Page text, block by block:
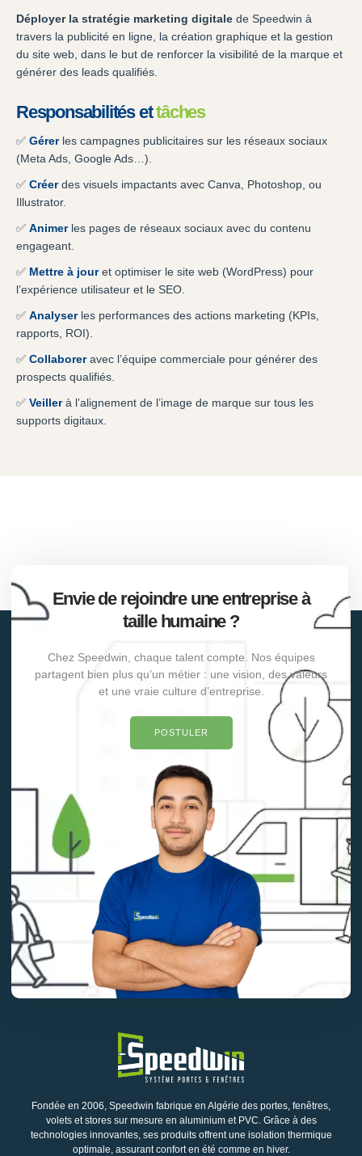
Déployer la stratégie marketing digitale de Speedwin à
travers la publicité en ligne, la création graphique et la gestion
du site web, dans le but de renforcer la visibilité de la marque et
générer des leads qualifiés.
Responsabilités ettâches
✅ Gérerles campagnes publicitaires sur les réseaux sociaux
(Meta Ads, Google Ads…).
✅ Créerdes visuels impactants avec Canva, Photoshop, ou
Illustrator.
✅ Animerles pages de réseaux sociaux avec du contenu
engageant.
✅ Mettre à jouret optimiser le site web (WordPress) pour
l’expérience utilisateur et le SEO.
✅ Analyserles performances des actions marketing (KPIs,
rapports, ROI).
✅ Collaboreravec l’équipe commerciale pour générer des
prospects qualifiés.
✅ Veillerà l’alignement de l’image de marque sur tous les
supports digitaux.
Envie de rejoindre une entreprise à
taille humaine ?
Chez Speedwin, chaque talent compte. Nos équipes
partagent bien plus qu’un métier : une vision, des valeurs
et une vraie culture d’entreprise.
POSTULER
Fondée en 2006, Speedwin fabrique en Algérie des portes, fenêtres,
volets et stores sur mesure en aluminium et PVC. Grâce à des
technologies innovantes, ses produits offrent une isolation thermique
optimale, assurant confort en été comme en hiver.